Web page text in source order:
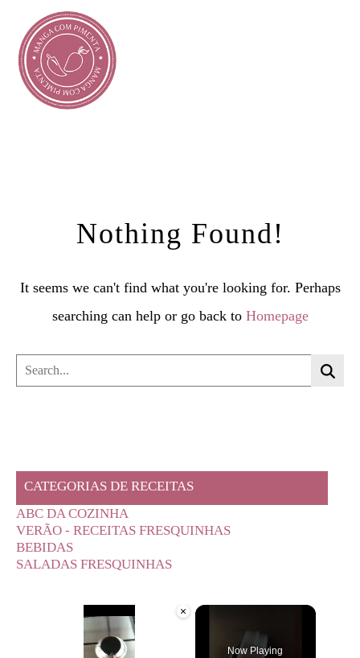
Nothing Found!
It seems we can't find what you're looking for. Perhaps
searching can help or go back to Homepage
CATEGORIAS DE RECEITAS
ABC DA COZINHA
VERÃO - RECEITAS FRESQUINHAS
BEBIDAS
SALADAS FRESQUINHAS
×
Now Playing